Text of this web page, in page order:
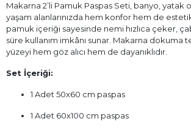
Makarna 2’li Pamuk Paspas Seti, banyo, yatak
yaşam alanlarınızda hem konfor hem de
pamuk içeriği sayesinde nemi hızlıca çeker,
süre kullanım imkânı sunar. Makarna dokuma
yüzeyi hem göz alıcı hem de dayanıklıdır.
Set İçeriği:
1 Adet 50x60 cm paspas
1 Adet 60x100 cm paspas